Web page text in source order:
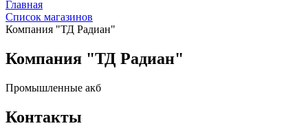
Главная
Список магазинов
Компания "ТД Радиан"
Компания "ТД Радиан"
Промышленные акб
Контакты